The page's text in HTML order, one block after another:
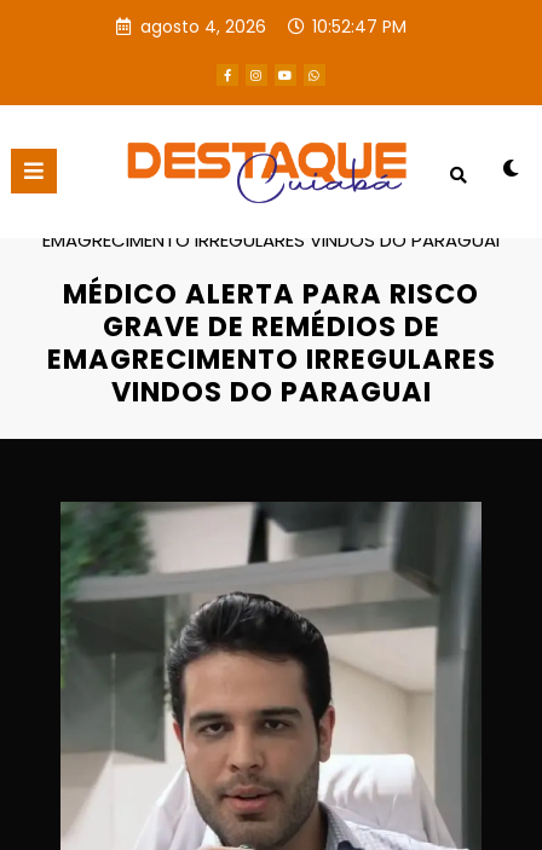
agosto 4, 2026 10:52:48 PM
Página inicial
Destaques
EMAGRECIMENTO IRREGULARES VINDOS DO PARAGUAI
MÉDICO ALERTA PARA RISCO
GRAVE DE REMÉDIOS DE
EMAGRECIMENTO IRREGULARES
VINDOS DO PARAGUAI